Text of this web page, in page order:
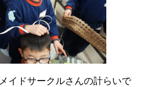
イドサークルさんの計らいで